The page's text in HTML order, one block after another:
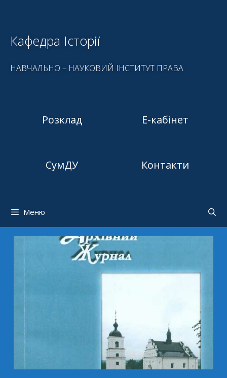
Кафедра Історії
НАВЧАЛЬНО – НАУКОВИЙ ІНСТИТУТ ПРАВА
Розклад Е-кабінет
СумДУ Контакти
Меню